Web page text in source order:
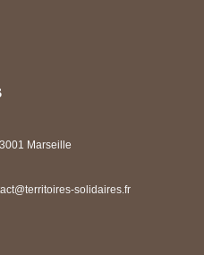
Marseille
solidaires.fr